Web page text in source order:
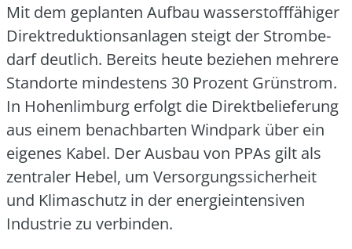
Mit dem geplan­ten Auf­bau was­ser­stoff­fä­hi­ger
Direkt­re­duk­ti­ons­an­la­gen steigt der Strom­be­
darf deut­lich. Bereits heu­te bezie­hen meh­re­re
Stand­or­te min­des­tens 30 Pro­zent Grün­strom.
In Hohen­lim­burg erfolgt die Direkt­be­lie­fe­rung
aus einem benach­bar­ten Wind­park über ein
eige­nes Kabel. Der Aus­bau von PPAs gilt als
zen­tra­ler Hebel, um Ver­sor­gungs­si­cher­heit
und Kli­ma­schutz in der ener­gie­in­ten­si­ven
Indus­trie zu ver­bin­den.